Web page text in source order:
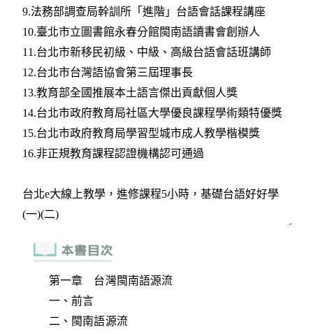
第一章 台灣閩南語源流
一、前言
二、閩南語源流